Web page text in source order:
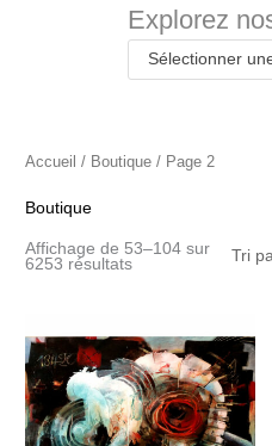
Explorez
Sélectionner
Accueil / Boutique / Page 2
Boutique
Affichage de 53–104 sur
6253 résultats